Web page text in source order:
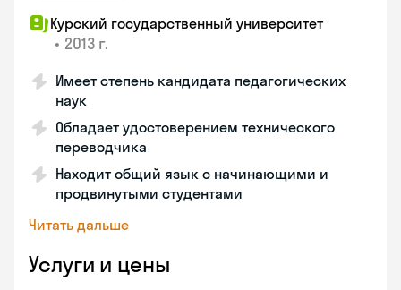
Курский государственный университет
• 2013 г.
Имеет степень кандидата педагогических
наук
Обладает удостоверением технического
переводчика
Находит общий язык с начинающими и
продвинутыми студентами
Читать дальше
Услуги и цены